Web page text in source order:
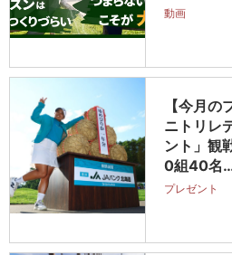
動画
【今月
ニトリレ
ント」観
0組40名
プレゼント